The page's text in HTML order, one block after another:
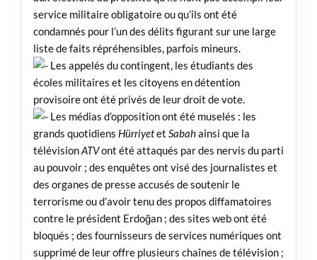
service militaire obligatoire ou qu’ils ont été
condamnés pour l’un des délits figurant sur une large
liste de faits répréhensibles, parfois mineurs.
Les appelés du contingent, les étudiants des
écoles militaires et les citoyens en détention
provisoire ont été privés de leur droit de vote.
Les médias d’opposition ont été muselés : les
grands quotidiens Hürriyetet Sabahainsi que la
télévisionATVont été attaqués par des nervis du parti
au pouvoir ; des enquêtes ont visé des journalistes et
des organes de presse accusés de soutenir le
terrorisme ou d’avoir tenu des propos diffamatoires
contre le président Erdoğan ; des sites web ont été
bloqués ; des fournisseurs de services numériques ont
supprimé de leur offre plusieurs chaînes de télévision ;